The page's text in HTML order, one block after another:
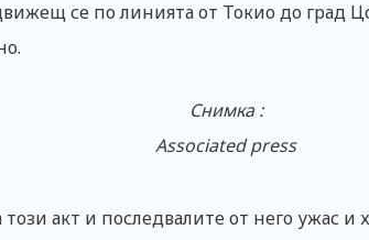
се по линията от Токио до град
Снимка :
Associated press
този акт и последвалите от него ужас